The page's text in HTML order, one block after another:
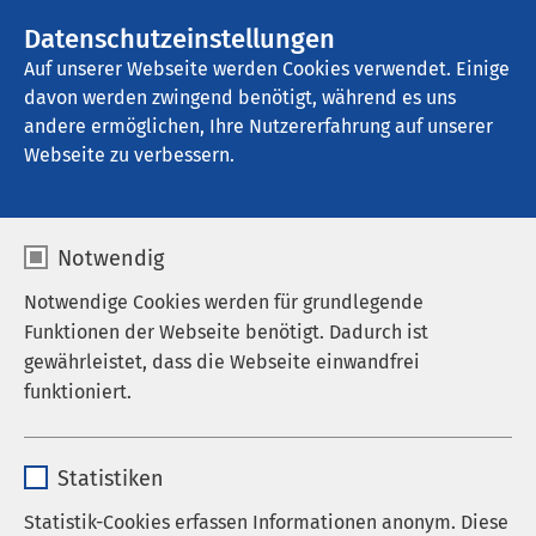
Datenschutzeinstellungen
Auf unserer Webseite werden Cookies verwendet. Einige
davon werden zwingend benötigt, während es uns
andere ermöglichen, Ihre Nutzererfahrung auf unserer
Webseite zu verbessern.
Notwendig
Notwendige Cookies werden für grundlegende
Funktionen der Webseite benötigt. Dadurch ist
gewährleistet, dass die Webseite einwandfrei
funktioniert.
Anbieter sgalinski
Statistiken
Statistik-Cookies erfassen Informationen anonym. Diese
AMEOS Klinikum Ueckermünde
Radiologie
Die Abteilung für Radiologie an unserem Klinikum
ist mit modernsten diagnostischen Geräten
Die Bildverarbeitung, Bildübertragung und
Archivierung erfolgt digital.